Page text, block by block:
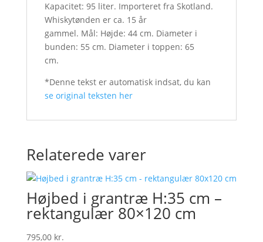
Kapacitet: 95 liter. Importeret fra Skotland.
Whiskytønden er ca. 15 år
gammel. Mål: Højde: 44 cm. Diameter i
bunden: 55 cm. Diameter i toppen: 65
cm.
*Denne tekst er automatisk indsat, du kan
se original teksten her
Relaterede varer
Højbed i grantræ H:35 cm –
rektangulær 80×120 cm
795,00 kr.